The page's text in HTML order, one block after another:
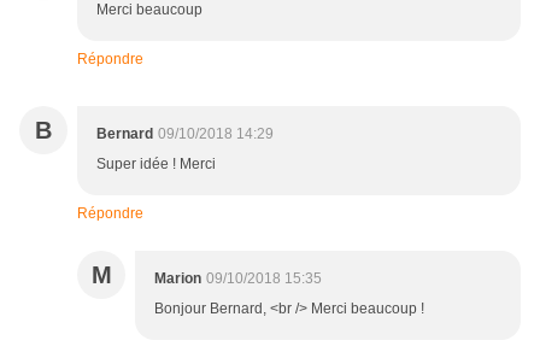
Merci beaucoup
Répondre
B Bernard 09/10/2018 14:29
Super idée ! Merci
Répondre
M Marion 09/10/2018 15:35
Bonjour Bernard, <br /> Merci beaucoup !